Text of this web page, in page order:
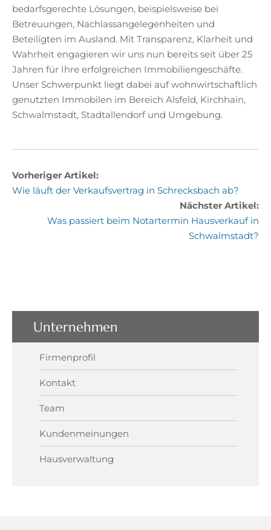
bedarfsgerechte Lösungen, beispielsweise bei
Betreuungen, Nachlassangelegenheiten und
Beteiligten im Ausland. Mit Transparenz, Klarheit und
Wahrheit engagieren wir uns nun bereits seit über 25
Jahren für Ihre erfolgreichen Immobiliengeschäfte.
Unser Schwerpunkt liegt dabei auf wohnwirtschaftlich
genutzten Immobilen im Bereich Alsfeld, Kirchhain,
Schwalmstadt, Stadtallendorf und Umgebung.
Vorheriger Artikel:
Wie läuft der Verkaufsvertrag in Schrecksbach ab?
Nächster Artikel:
Was passiert beim Notartermin Hausverkauf in
Schwalmstadt?
Unternehmen
Firmenprofil
Kontakt
Team
Kundenmeinungen
Hausverwaltung